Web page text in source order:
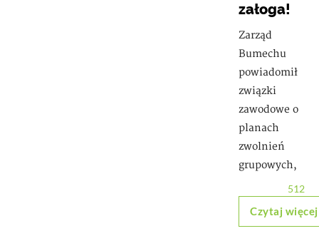
załoga!
Zarząd
Bumechu
powiadomił
związki
zawodowe o
planach
zwolnień
grupowych,
512
Czytaj więcej